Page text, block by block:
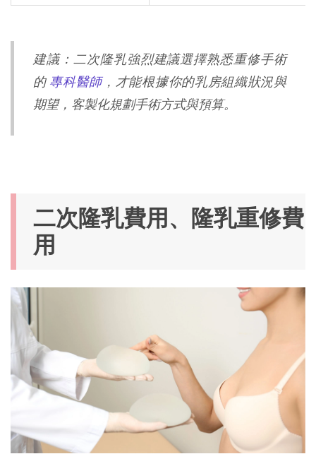
建議：二次隆乳強烈建議選擇熟悉重修手術
的 專科醫師，才能根據你的乳房組織狀況與
期望，客製化規劃手術方式與預算。
二次隆乳費用、隆乳重修費
用